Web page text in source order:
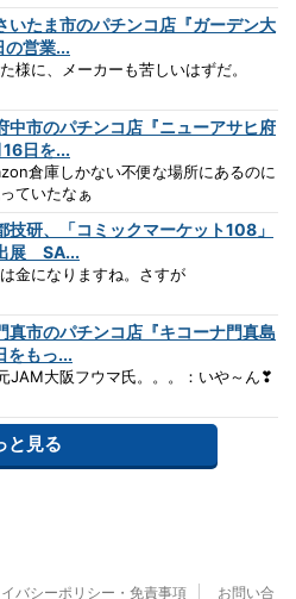
いたま市のパチンコ店『ガーデン大
の営業...
様に、メーカーも苦しいはずだ。
中市のパチンコ店『ニューアサヒ府
日を...
倉庫しかない不便な場所にあるのに
ていたなぁ
技研、「コミックマーケット108」
展 SA...
金になりますね。さすが
真市のパチンコ店『キコーナ門真島
をもっ...
JAM大阪フウマ氏。。。：いや～ん❣
と見る
バシーポリシー・免責事項 お問い合